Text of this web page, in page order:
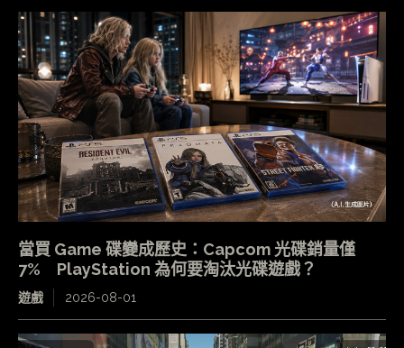
當買 Game 碟變成歷史：Capcom 光碟銷量僅
7% PlayStation 為何要淘汰光碟遊戲？
遊戲 2026-08-01